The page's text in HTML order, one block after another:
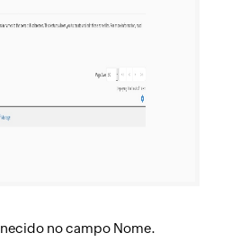
no campo Nome.